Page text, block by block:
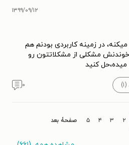
۱۳۹۹/۰۹/۱۲
در زمینه کاربردی بودنم هم
مشکلی از مشکلاتتون رو
میده،حل کنید
۰
۲ ۳ ۴ ۵ صفحۀ بعد